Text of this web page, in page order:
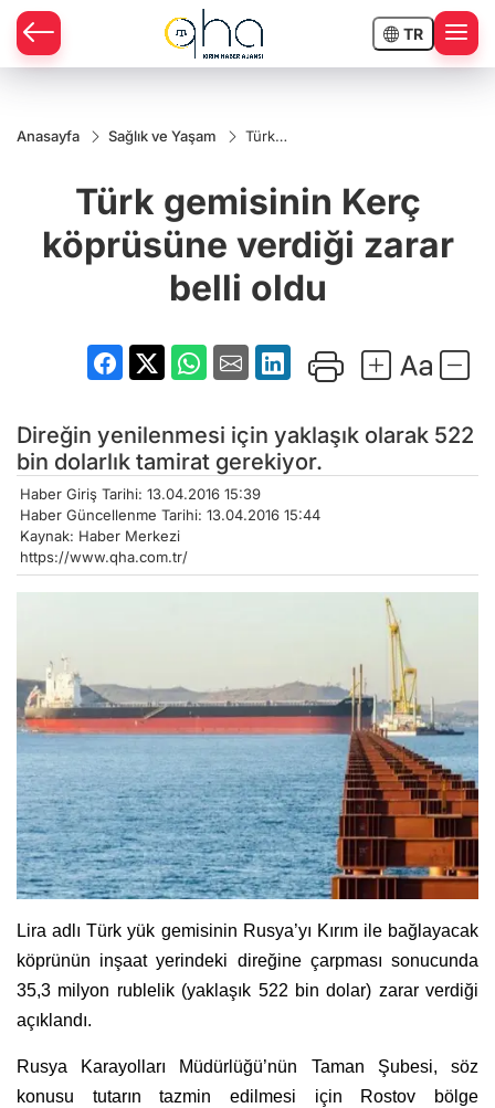
TR
Anasayfa Sağlık ve Yaşam
Türk
köprüsüne
verdiği
oldu
Türk gemisinin Kerç
köprüsüne verdiği zarar
belli oldu
Direğin yenilenmesi için yaklaşık olarak 522
bin dolarlık tamirat gerekiyor.
Haber Giriş Tarihi: 13.04.2016 15:39
Haber Güncellenme Tarihi: 13.04.2016 15:44
Kaynak: Haber Merkezi
https://www.qha.com.tr/
Lira adlı Türk yük gemisinin Rusya’yı Kırım ile bağlayacak
köprünün inşaat yerindeki direğine çarpması sonucunda
35,3 milyon rublelik (yaklaşık 522 bin dolar) zarar verdiği
açıklandı.
Rusya Karayolları Müdürlüğü’nün Taman Şubesi, söz
konusu tutarın tazmin edilmesi için Rostov bölge